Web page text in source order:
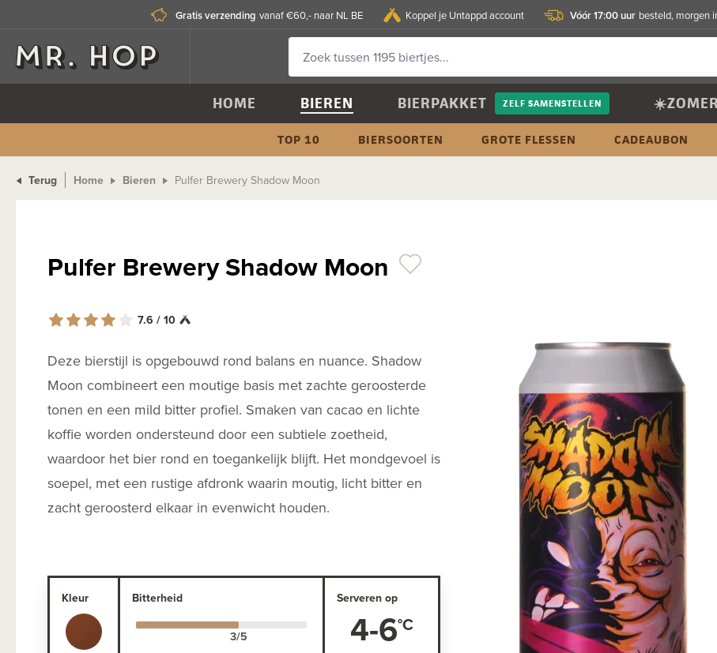
Gratis verzending vanaf €60,- naar NL BE Koppel je Untappd account Vóór 17:00 uur besteld, morgen
HOME BIEREN BIERPAKKET ZELF SAMENSTELLEN
TOP 10 BIERSOORTEN GROTE FLESSEN CADEAUBON
Terug Home Bieren Pulfer Brewery Shadow Moon
Pulfer Brewery Shadow Moon
7.6 / 10
Deze bierstijl is opgebouwd rond balans en nuance. Shadow
Moon combineert een moutige basis met zachte geroosterde
tonen en een mild bitter profiel. Smaken van cacao en lichte
koffie worden ondersteund door een subtiele zoetheid,
waardoor het bier rond en toegankelijk blijft. Het mondgevoel is
soepel, met een rustige afdronk waarin moutig, licht bitter en
zacht geroosterd elkaar in evenwicht houden.
Kleur Bitterheid Serveren op
4-6